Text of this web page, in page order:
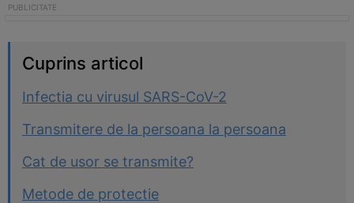
Cuprins articol
Infectia cu virusul SARS-CoV-2
Transmitere de la persoana la persoana
Cat de usor se transmite?
Metode de protectie